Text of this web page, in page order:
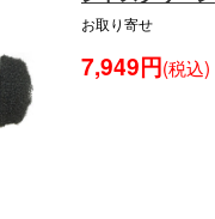
お取り寄せ
7,949円(税込)